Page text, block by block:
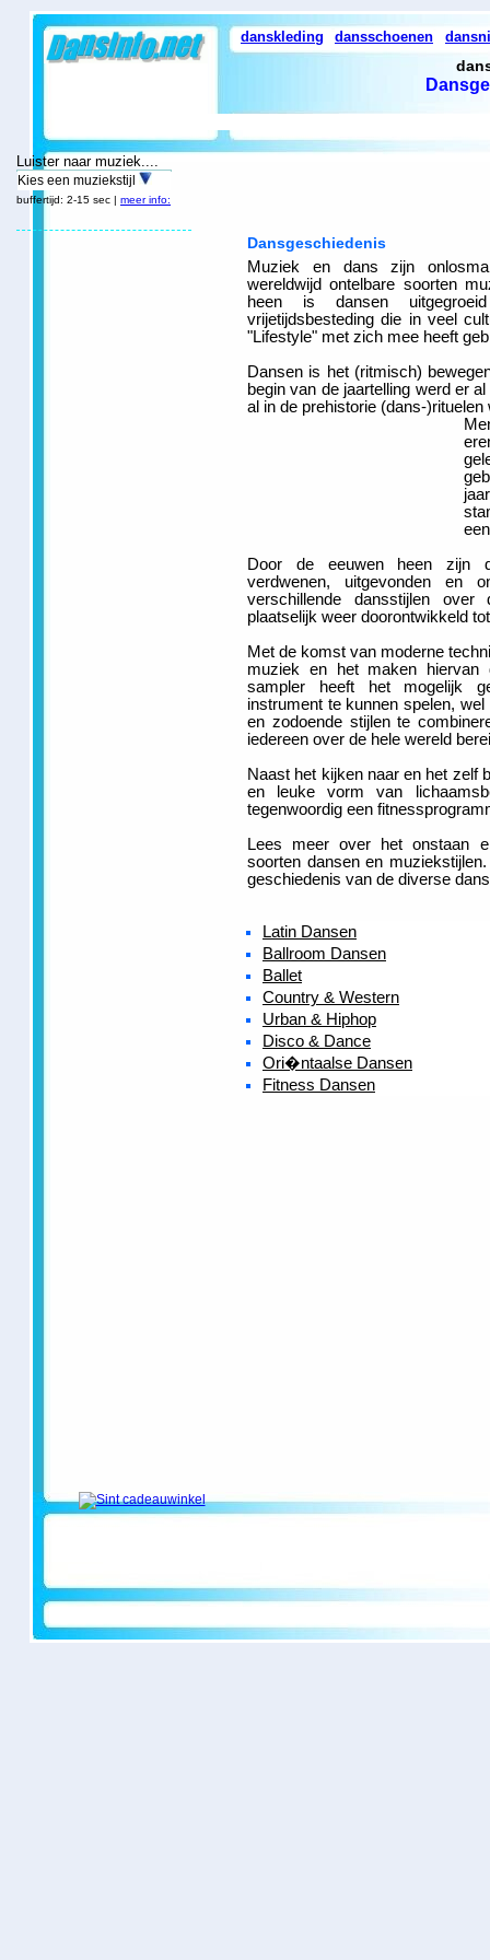
danskleding dansschoenen
Dansgeschiedenis
Muziek en dans zijn
wereldwijd ontelbare soorten
heen is dansen
vrijetijdsbesteding die in veel
"Lifestyle" met zich mee heeft
Dansen is het (ritmisch)
begin van de jaartelling werd er
al in de prehistorie (dans-)rituelen
Door de eeuwen heen zijn
verdwenen, uitgevonden en
verschillende dansstijlen
plaatselijk weer doorontwikkeld
Met de komst van moderne
muziek en het maken hiervan
sampler heeft het mogelijk
instrument te kunnen spelen,
en zodoende stijlen te
iedereen over de hele wereld
Naast het kijken naar en het zelf
en leuke vorm van
tegenwoordig een
Lees meer over het onstaan
soorten dansen en
geschiedenis van de diverse
Latin Dansen
Ballroom Dansen
Ballet
Country & Western
Urban & Hiphop
Disco & Dance
Ori�ntaalse Dansen
Fitness Dansen
Luister naar muziek....
Kies een muziekstijl
buffertijd: 2-15 sec | meer info: